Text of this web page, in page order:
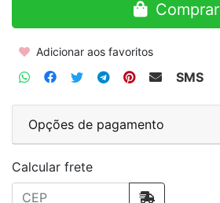
Comprar
Adicionar aos favoritos
SMS
Opções de pagamento
Calcular frete